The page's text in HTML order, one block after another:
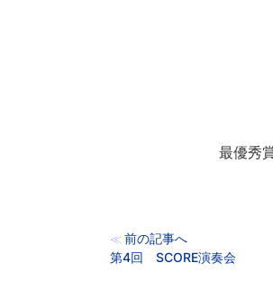
最優秀
≪ 前の記事へ
第4回 SCORE演奏会